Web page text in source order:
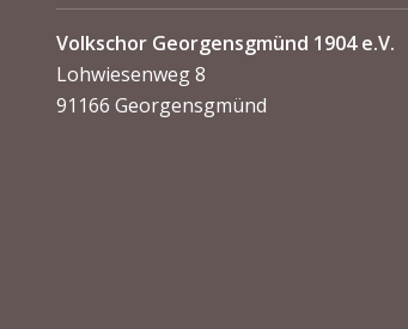
Volkschor Georgensgmünd 1904 e.V.
Lohwiesenweg 8
91166 Georgensgmünd